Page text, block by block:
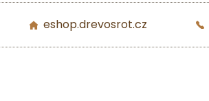
eshop.drevosrot.cz